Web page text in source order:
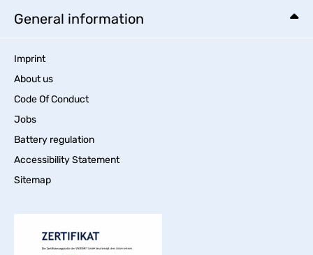
General information
Imprint
About us
Code Of Conduct
Jobs
Battery regulation
Accessibility Statement
Sitemap